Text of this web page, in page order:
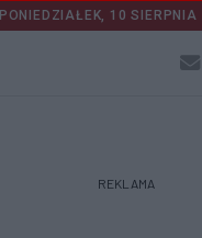
PONIEDZIAŁEK, 10 SIERPNIA
REKLAMA